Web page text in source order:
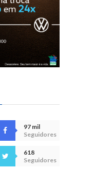
97 mil
Seguidores
618
Seguidores